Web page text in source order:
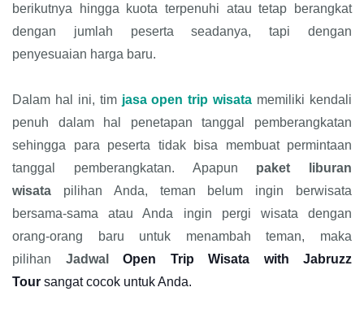
berikutnya hingga kuota terpenuhi atau tetap berangkat
dengan jumlah peserta seadanya, tapi dengan
penyesuaian harga baru.
Dalam hal ini, tim jasa open trip wisata memiliki kendali
penuh dalam hal penetapan tanggal pemberangkatan
sehingga para peserta tidak bisa membuat permintaan
tanggal pemberangkatan. Apapun paket liburan
wisata pilihan Anda, teman belum ingin berwisata
bersama-sama atau Anda ingin pergi wisata dengan
orang-orang baru untuk menambah teman, maka
pilihan Jadwal Open Trip Wisata with Jabruzz
Tour sangat cocok untuk Anda.